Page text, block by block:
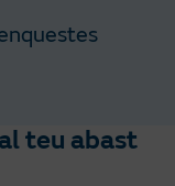
teu abast